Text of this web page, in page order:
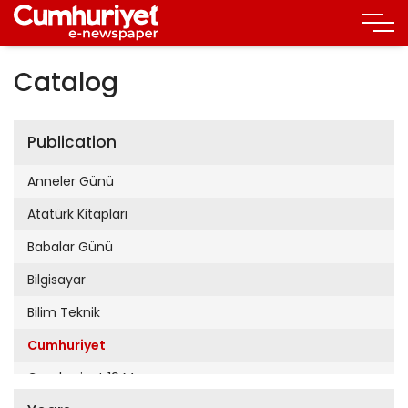
Catalog
Publication
Anneler Günü
Atatürk Kitapları
Babalar Günü
Bilgisayar
Bilim Teknik
Cumhuriyet
Cumhuriyet 19 Mayıs